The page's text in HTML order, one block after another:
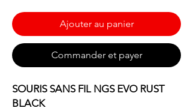
Ajouter au panier
Commander et payer
SOURIS SANS FIL NGS EVO RUST
BLACK